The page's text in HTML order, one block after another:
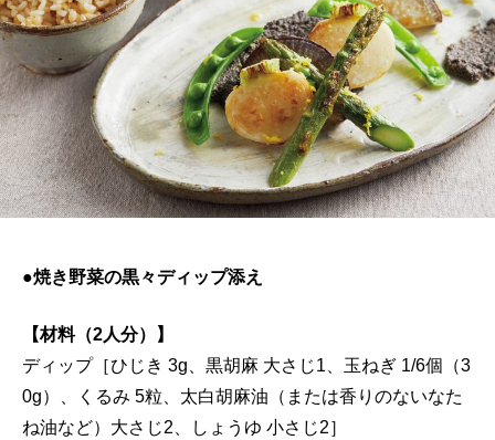
●焼き野菜の黒々ディップ添え
【材料（2人分）】
ディップ［ひじき 3g、黒胡麻 大さじ1、玉ねぎ 1/6個（3
0g）、くるみ 5粒、太白胡麻油（または香りのないなた
ね油など）大さじ2、しょうゆ 小さじ2］